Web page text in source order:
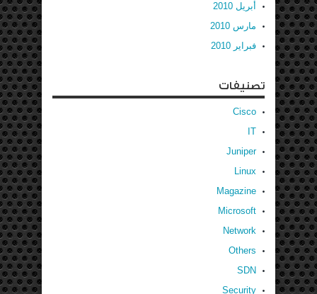
أبريل 2010
مارس 2010
فبراير 2010
تصنيفات
Cisco
IT
Juniper
Linux
Magazine
Microsoft
Network
Others
SDN
Security